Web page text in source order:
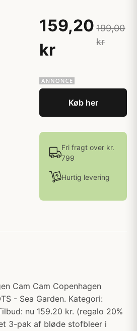
159,20
kr
199,00
kr
Køb her
Fri fragt over kr.
799
Hurtig levering
Cam Cam Copenhagen
- Sea Garden. Kategori:
nu 159.20 kr. (regalo 20%
3-pak af bløde stofbleer i